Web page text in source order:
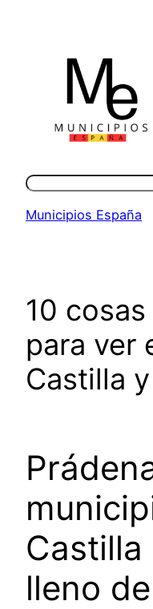
contenido
Buscar
Municipios España
10
para ver
Castilla
Castilla
lleno